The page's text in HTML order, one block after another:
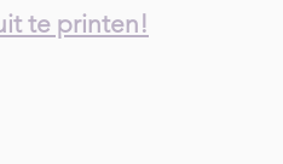
te printen!